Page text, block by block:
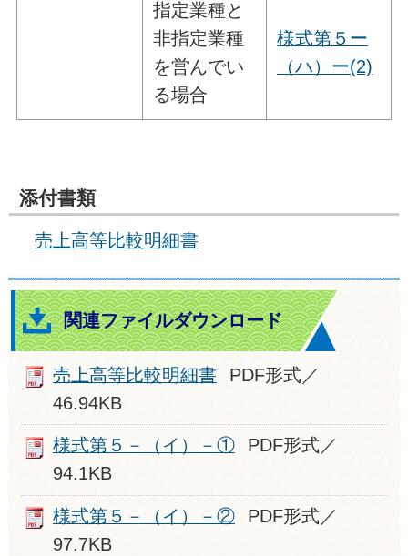
指定業種と
非指定業種
を営んでい
る場合
様式第５ー
（ハ）ー(2)
添付書類
売上高等比較明細書
関連ファイルダウンロード
売上高等比較明細書
PDF形式／
46.94KB
様式第５－（イ）－①
PDF形式／
94.1KB
様式第５－（イ）－②
PDF形式／
97.7KB